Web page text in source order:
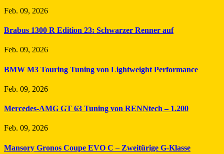
Feb. 09, 2026
Brabus 1300 R Edition 23: Schwarzer Renner auf
Feb. 09, 2026
BMW M3 Touring Tuning von Lightweight Performance
Feb. 09, 2026
Mercedes-AMG GT 63 Tuning von RENNtech – 1.200
Feb. 09, 2026
Mansory Gronos Coupe EVO C – Zweitürige G-Klasse